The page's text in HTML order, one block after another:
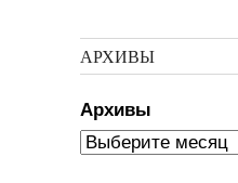
АРХИВЫ
Архивы